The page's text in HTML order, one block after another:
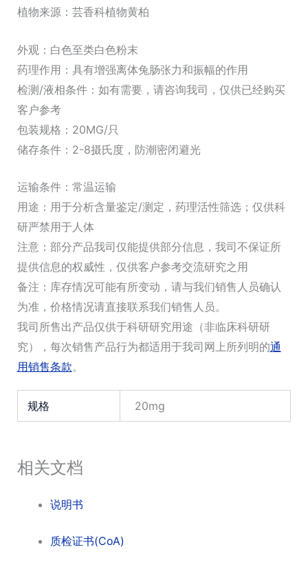
植物来源：芸香科植物黄柏
外观：白色至类白色粉末
药理作用：具有增强离体兔肠张力和振幅的作用
检测/液相条件：如有需要，请咨询我司，仅供已经购买
客户参考
包装规格：20MG/只
储存条件：2-8摄氏度，防潮密闭避光
运输条件：常温运输
用途：用于分析含量鉴定/测定，药理活性筛选；仅供科
研严禁用于人体
注意：部分产品我司仅能提供部分信息，我司不保证所
提供信息的权威性，仅供客户参考交流研究之用
备注：库存情况可能有所变动，请与我们销售人员确认
为准，价格情况请直接联系我们销售人员。
我司所售出产品仅供于科研研究用途（非临床科研研
究），每次销售产品行为都适用于我司网上所列明的通
用销售条款。
规格 20mg
相关文档
说明书
质检证书(CoA)